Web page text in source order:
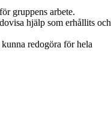
gruppens arbete.
hjälp som erhållits och
redogöra för hela